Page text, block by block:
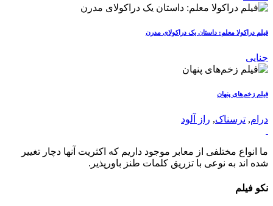
فیلم دراکولا معلم: داستان یک دراکولای مدرن
جنایی
فیلم زخم‌های پنهان
درام, ترسناک, راز آلود
ما انواع مختلفی از معابر موجود داریم که اکثریت آنها دچار تغییر
شده اند به نوعی با تزریق کلمات طنز باورپذیر.
نکو فیلم